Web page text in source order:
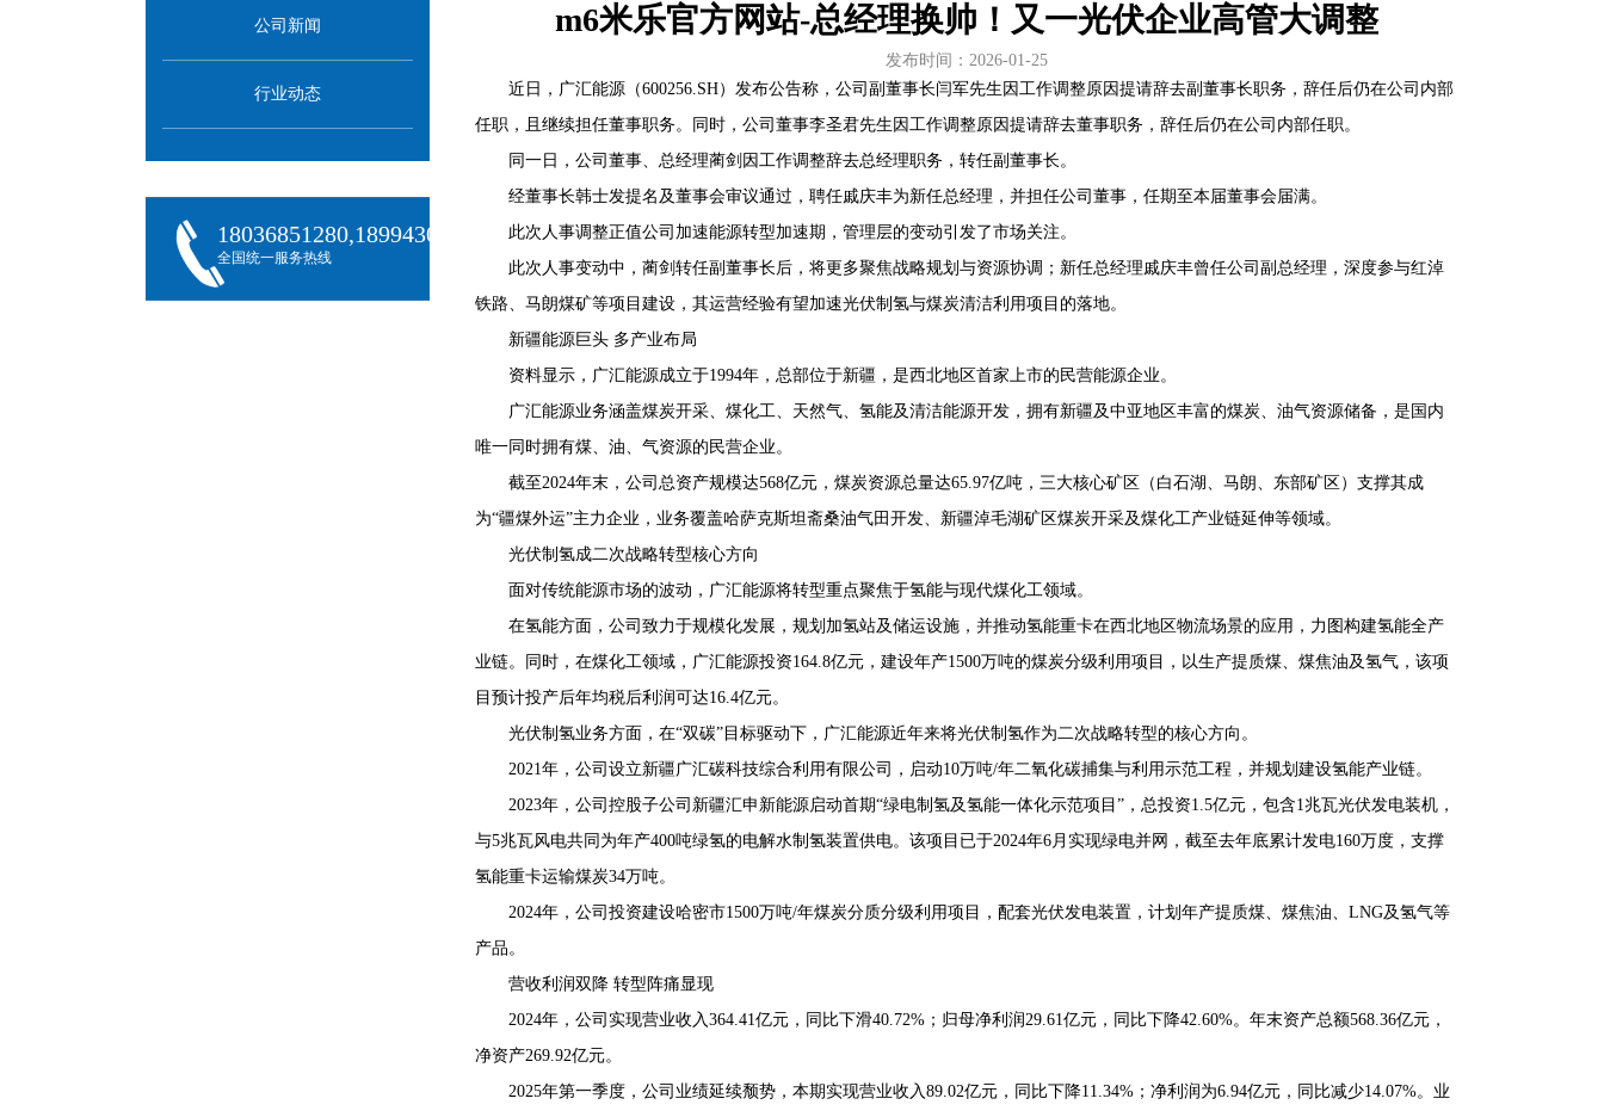
公司新闻
行业动态
18036851280,18994301288,18068407382
全国统一服务热线
m6米乐官方网站-总经理换帅！又一光伏企业高管大调整
发布时间：2026-01-25
近日，广汇能源（600256.SH）发布公告称，公司副董事长闫军先生因工作调整原因提请辞去副董事长职务，辞任后仍在公司内部
任职，且继续担任董事职务。同时，公司董事李圣君先生因工作调整原因提请辞去董事职务，辞任后仍在公司内部任职。
同一日，公司董事、总经理蔺剑因工作调整辞去总经理职务，转任副董事长。
经董事长韩士发提名及董事会审议通过，聘任戚庆丰为新任总经理，并担任公司董事，任期至本届董事会届满。
此次人事调整正值公司加速能源转型加速期，管理层的变动引发了市场关注。
此次人事变动中，蔺剑转任副董事长后，将更多聚焦战略规划与资源协调；新任总经理戚庆丰曾任公司副总经理，深度参与红淖
铁路、马朗煤矿等项目建设，其运营经验有望加速光伏制氢与煤炭清洁利用项目的落地。
新疆能源巨头 多产业布局
资料显示，广汇能源成立于1994年，总部位于新疆，是西北地区首家上市的民营能源企业。
广汇能源业务涵盖煤炭开采、煤化工、天然气、氢能及清洁能源开发，拥有新疆及中亚地区丰富的煤炭、油气资源储备，是国内
唯一同时拥有煤、油、气资源的民营企业。
截至2024年末，公司总资产规模达568亿元，煤炭资源总量达65.97亿吨，三大核心矿区（白石湖、马朗、东部矿区）支撑其成
为“疆煤外运”主力企业，业务覆盖哈萨克斯坦斋桑油气田开发、新疆淖毛湖矿区煤炭开采及煤化工产业链延伸等领域。
光伏制氢成二次战略转型核心方向
面对传统能源市场的波动，广汇能源将转型重点聚焦于氢能与现代煤化工领域。
在氢能方面，公司致力于规模化发展，规划加氢站及储运设施，并推动氢能重卡在西北地区物流场景的应用，力图构建氢能全产
业链。同时，在煤化工领域，广汇能源投资164.8亿元，建设年产1500万吨的煤炭分级利用项目，以生产提质煤、煤焦油及氢气，该项
目预计投产后年均税后利润可达16.4亿元。
光伏制氢业务方面，在“双碳”目标驱动下，广汇能源近年来将光伏制氢作为二次战略转型的核心方向。
2021年，公司设立新疆广汇碳科技综合利用有限公司，启动10万吨/年二氧化碳捕集与利用示范工程，并规划建设氢能产业链。
2023年，公司控股子公司新疆汇申新能源启动首期“绿电制氢及氢能一体化示范项目”，总投资1.5亿元，包含1兆瓦光伏发电装机，
与5兆瓦风电共同为年产400吨绿氢的电解水制氢装置供电。该项目已于2024年6月实现绿电并网，截至去年底累计发电160万度，支撑
氢能重卡运输煤炭34万吨。
2024年，公司投资建设哈密市1500万吨/年煤炭分质分级利用项目，配套光伏发电装置，计划年产提质煤、煤焦油、LNG及氢气等
产品。
营收利润双降 转型阵痛显现
2024年，公司实现营业收入364.41亿元，同比下滑40.72%；归母净利润29.61亿元，同比下降42.60%。年末资产总额568.36亿元，
净资产269.92亿元。
2025年第一季度，公司业绩延续颓势，本期实现营业收入89.02亿元，同比下降11.34%；净利润为6.94亿元，同比减少14.07%。业